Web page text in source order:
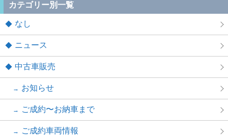
カテゴリー別一覧
なし
ニュース
中古車販売
お知らせ
ご成約〜お納車まで
ご成約車両情報